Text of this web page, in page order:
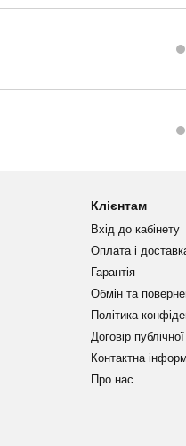
Клієнтам
Вхід до кабінету
Оплата і
Гарантія
Обмін та
Політика
Договір
Контактна
Про нас